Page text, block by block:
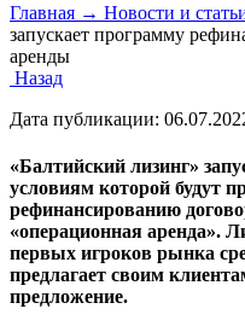
Главная → Новости и
запускает программу
аренды
Назад
Дата публикации:
«Балтийский лизинг»
условиям которой будут
рефинансированию
«операционная аренда».
первых игроков рынка
предлагает своим
предложение.